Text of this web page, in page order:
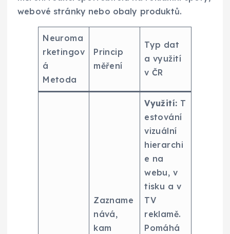
webové stránky nebo obaly produktů.
Neuroma
rketingov
á
Metoda
Princip
měření
Typ dat
a využití
v ČR
Zazname
nává,
kam
Využití: T
estování
vizuální
hierarchi
e na
webu, v
tisku a v
TV
reklamě.
Pomáhá